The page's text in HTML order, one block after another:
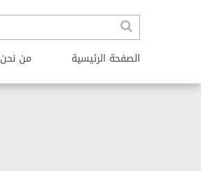
من نحن الصفحة الرئیسیة